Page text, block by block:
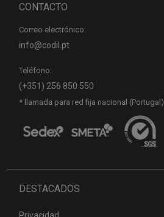
CONTACTO
Correo electrónico:
info@codil.pt
Teléfono:
(+351) 256 850 550
* llamada para red fija nacional (Portugal)
DESTACADOS
Privacidad